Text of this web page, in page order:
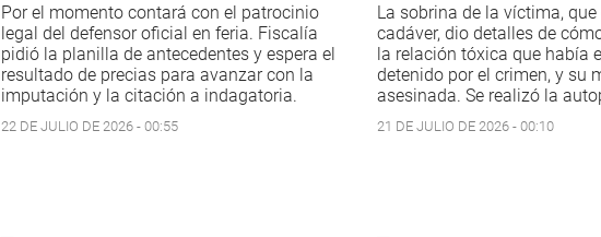
Por el momento contará con el patrocinio
legal del defensor oficial en feria. Fiscalía
pidió la planilla de antecedentes y espera el
resultado de precias para avanzar con la
imputación y la citación a indagatoria.
22 DE JULIO DE 2026 - 00:55
La sobrina de la víctima,
cadáver, dio detalles de
la relación tóxica que había
detenido por el crimen, y su
asesinada. Se realizó la
21 DE JULIO DE 2026 - 00:10